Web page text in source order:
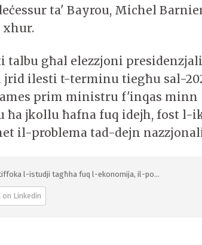
ta' Bayrou, Michel
xhur.
għal elezzjoni presidenzjali
ilesti t-terminu tiegħu sal-
prim ministru f'inqas minn
ħa jkollu ħafna fuq idejh, fost l-
il-problema tad-dejn
l-istudji tagħha fuq l-ekonomija, il-po...
on Linkedin